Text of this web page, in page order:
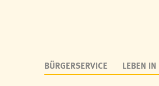
BÜRGERSERVICE LEBEN